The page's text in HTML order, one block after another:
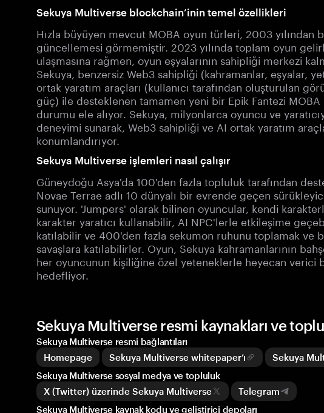
Sekuya Multiverse blockchain’inin temel özellikleri
Hızla büyüyen mevcut MOBA oyun türleri, 2003 yılından
güncellemesi görmemiştir. 2023 yılında toplam oyun
ulaşmasına rağmen, oyun eşyalarının sahipliği merkezi
Sekuya, benzersiz Web3 sahipliği (kahramanlar, eşyalar,
ortak yaratım araçları (kullanıcı tarafından oluşturulan
güç) ile desteklenen tamamen yeni bir Epik Fantezi MOBA
durumu ele alıyor. Sekuya, milyonlarca oyuncu ve
deneyimi sunarak, Web3 sahipliği ve AI ortak yaratım
konumlandırıyor.
Sekuya Multiverse işlemleri nasıl çalışır
Güneydoğu Asya'da 100'den fazla topluluk tarafından
Novae Terrae adlı 10 dünyalı bir evrende geçen
sunuyor. 'Jumpers' olarak bilinen oyuncular, kendi
karakter yaratıcı kullanabilir, AI NPC'lerle etkileşime
katılabilir ve 400'den fazla sekumon ruhunu toplamak ve
savaşlara katılabilirler. Oyun, Sekuya kahramanlarının
her oyuncunun kişiliğine özel yeteneklerle heyecan verici
hedefliyor.
Sekuya Multiverse resmi kaynakları ve
Sekuya Multiverse resmi bağlantıları
Homepage
Sekuya Multiverse whitepaper’ı
Sekuya
Sekuya Multiverse sosyal medya ve topluluk
X (Twitter) üzerinde Sekuya Multiverse
Telegram
Sekuya Multiverse kaynak kodu ve geliştirici depoları